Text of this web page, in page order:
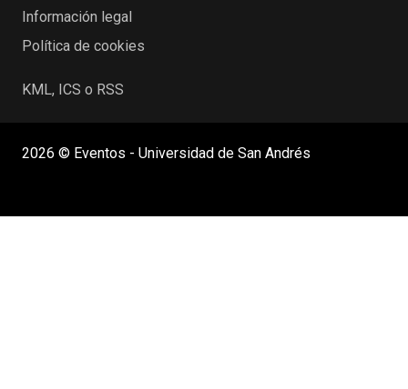
Información legal
Política de cookies
KML, ICS o RSS
2026 © Eventos - Universidad de San Andrés